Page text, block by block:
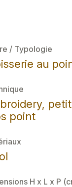
/ Typologie
au
point
H x L x P